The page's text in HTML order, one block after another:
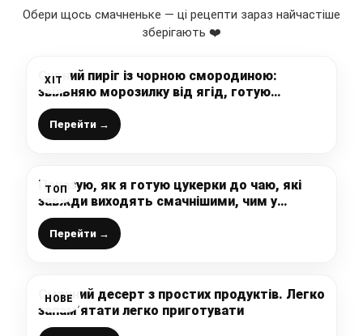
Обери щось смачненьке — ці рецепти зараз найчастіше
зберігають ❤️
ХІТ
Сирний пиріг із чорною смородиною:
звільняю морозилку від ягід, готую
неймовірно смачну випічку до чаю
Перейти →
ТОП
Показую, як я готую цукерки до чаю, які
завжди виходять смачнішими, чим у
магазині
Перейти →
НОВЕ
Смачний десерт з простих продуктів. Легко
запам’ятати легко приготувати